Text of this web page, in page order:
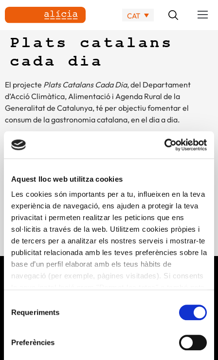
Aquest lloc web utilitza cookies
Les cookies són importants per a tu, influeixen en la teva
experiència de navegació, ens ajuden a protegir la teva
privacitat i permeten realitzar les peticions que ens
sol·licitis a través de la web. Utilitzem cookies pròpies i
de tercers per a analitzar els nostres serveis i mostrar-te
publicitat relacionada amb les teves preferències sobre la
base d’un perfil elaborat amb els teus hàbits de
navegació (per exemple, pàgines visitades). Si consents
informació a la nostra
Requeriments
Preferències
CAT
Plats catalans
cada dia
El projecte Plats Catalans Cada Dia, del Departament
d’Acció Climàtica, Alimentació i Agenda Rural de la
Generalitat de Catalunya, té per objectiu fomentar el
consum de la gastronomia catalana, en el dia a dia.
Des d’Alícia hem col·laborat per identificar, revisar i
actualitzar la cuina catalana, detectant els seus punts forts,
per posar-la a l’abast de la ciutadania en format d’un pràctic
adaptades per poder ser consumides cada dia de manera
equilibrada, amb la confiança de menjar qualitat,
gastronomia, tradició, proximitat i molta salut. Els plats
catalans formen part de la dieta mediterrània, una de les
més saludable i equilibrades del món. Us convidem a gaudir-
ne cada dia.
Què fem?